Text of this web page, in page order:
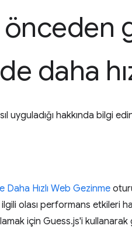
önceden
daha
uyguladığı hakkında bilgi
Daha Hızlı Web Gezinme
olası performans etkileri
için Guess.js'i kullanarak